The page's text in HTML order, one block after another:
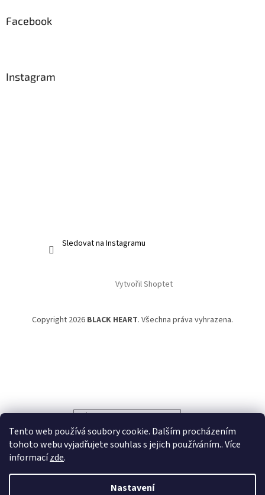
Tento web používá soubory cookie. Dalším procházením
tohoto webu vyjadřujete souhlas s jejich používáním.. Více
informacízde.
Nastavení
Facebook
Instagram
Sledovat na Instagramu
Vytvořil Shoptet
Copyright 2026 BLACK HEART. Všechna práva vyhrazena.
Powered by Translate